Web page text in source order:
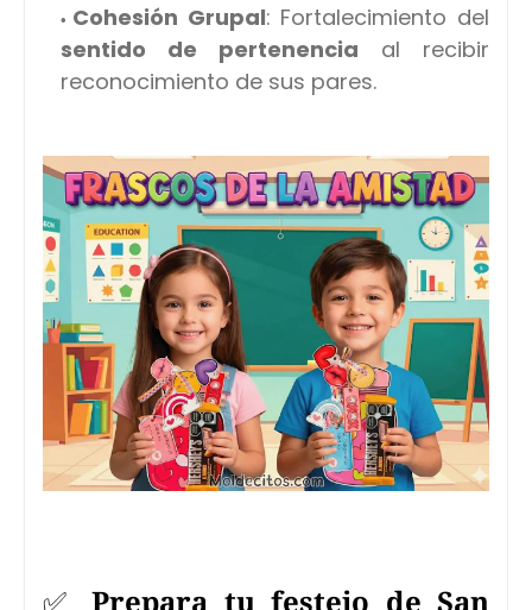
Cohesión Grupal: Fortalecimiento del
sentido de pertenencia al recibir
reconocimiento de sus pares.
✅ Prepara tu festejo de San